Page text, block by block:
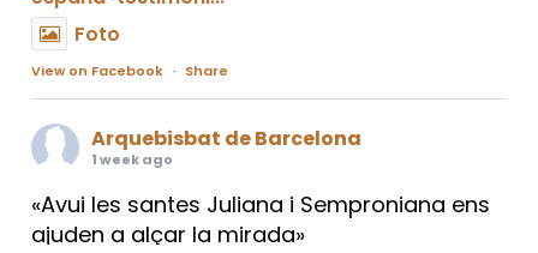
Foto
View on Facebook · Share
Arquebisbat de Barcelona
1 week ago
«Avui les santes Juliana i Semproniana ens
ajuden a alçar la mirada»